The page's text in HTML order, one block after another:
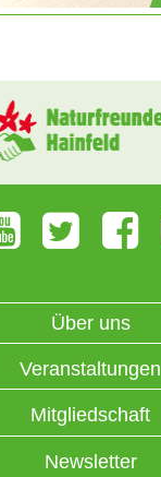
Über uns
Veranstaltungen
Mitgliedschaft
Newsletter